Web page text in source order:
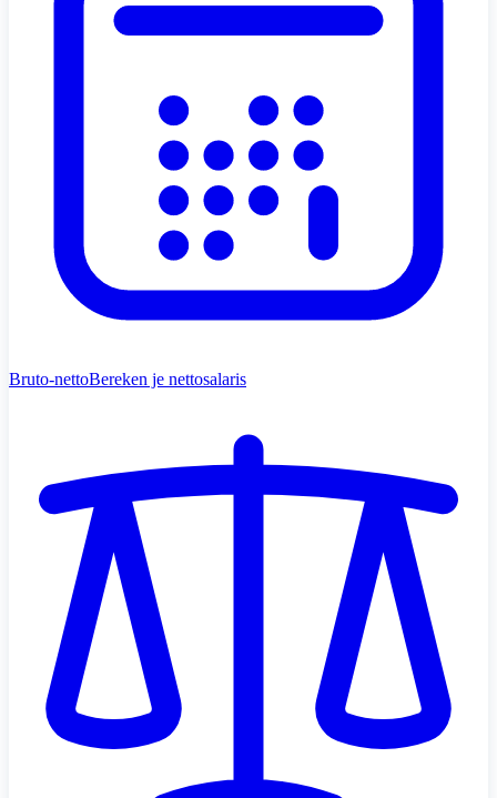
Bruto-nettoBereken je nettosalaris